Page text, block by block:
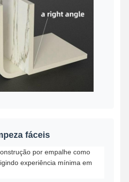
fáceis
por empalhe como
experiência mínima em